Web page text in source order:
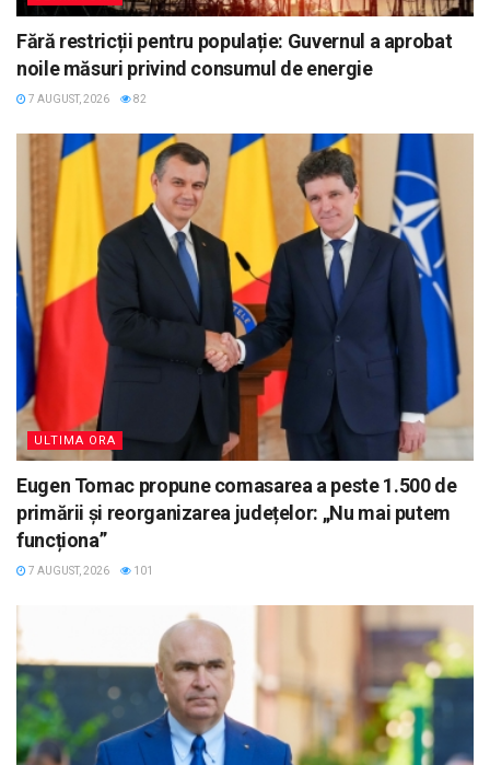
Fără restricții pentru populație: Guvernul a aprobat
noile măsuri privind consumul de energie
7 AUGUST, 2026 82
ULTIMA ORA
Eugen Tomac propune comasarea a peste 1.500 de
primării și reorganizarea județelor: „Nu mai putem
funcționa”
7 AUGUST, 2026 101